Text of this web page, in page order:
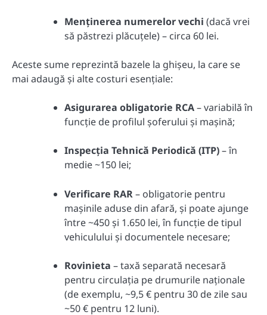
Menținerea numerelor vechi (dacă vrei
să păstrezi plăcuțele) – circa 60 lei.
Aceste sume reprezintă bazele la ghișeu, la care se
mai adaugă și alte costuri esențiale:
Asigurarea obligatorie RCA– variabilă în
funcție de profilul șoferului și mașină;
Inspecția Tehnică Periodică (ITP)– în
medie ~150 lei;
Verificare RAR– obligatorie pentru
mașinile aduse din afară, și poate ajunge
între ~450 și 1.650 lei, în funcție de tipul
vehiculului și documentele necesare;
Rovinieta – taxă separată necesară
pentru circulația pe drumurile naționale
(de exemplu, ~9,5 € pentru 30 de zile sau
~50 € pentru 12 luni).